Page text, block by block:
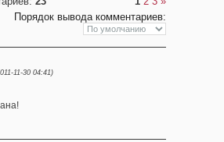
Порядок вывода комментариев:
11-30 04:41)